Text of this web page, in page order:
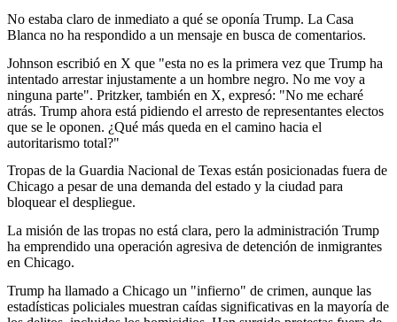
No estaba claro de inmediato a qué se oponía Trump. La Casa
Blanca no ha respondido a un mensaje en busca de comentarios.
Johnson escribió en X que "esta no es la primera vez que Trump ha
intentado arrestar injustamente a un hombre negro. No me voy a
ninguna parte". Pritzker, también en X, expresó: "No me echaré
atrás. Trump ahora está pidiendo el arresto de representantes electos
que se le oponen. ¿Qué más queda en el camino hacia el
autoritarismo total?"
Tropas de la Guardia Nacional de Texas están posicionadas fuera de
Chicago a pesar de una demanda del estado y la ciudad para
bloquear el despliegue.
La misión de las tropas no está clara, pero la administración Trump
ha emprendido una operación agresiva de detención de inmigrantes
en Chicago.
Trump ha llamado a Chicago un "infierno" de crimen, aunque las
estadísticas policiales muestran caídas significativas en la mayoría de